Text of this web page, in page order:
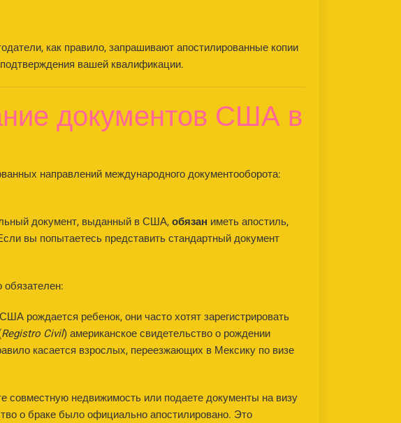
как правило, запрашивают апостилированные копии
вашей квалификации.
документов США в
направлений международного документооборота:
документ, выданный в США,обязан иметь апостиль,
вы попытаетесь представить стандартный документ
обязателен:
рождается ребенок, они часто хотят зарегистрировать
Registro Civil) американское свидетельство о рождении
касается взрослых, переезжающих в Мексику по визе
совместную недвижимость или подаете документы на визу
о браке было официально апостилировано. Это